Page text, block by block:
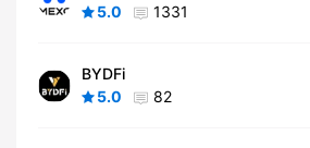
5.0
1331
BYDFi
5.0
82